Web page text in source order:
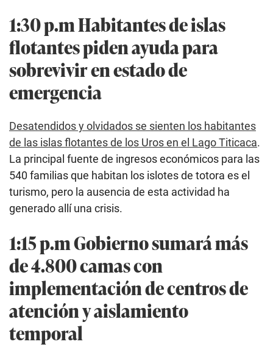
1:30 p.m Habitantes de islas
flotantes piden ayuda para
sobrevivir en estado de
emergencia
Desatendidos y olvidados se sienten los habitantes
de las islas flotantes de los Uros en el Lago Titicaca.
La principal fuente de ingresos económicos para las
540 familias que habitan los islotes de totora es el
turismo, pero la ausencia de esta actividad ha
generado allí una crisis.
1:15 p.m Gobierno sumará más
de 4.800 camas con
implementación de centros de
atención y aislamiento
temporal